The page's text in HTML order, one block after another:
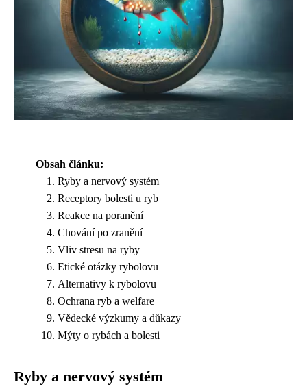
Obsah článku:
Ryby a nervový systém
Receptory bolesti u ryb
Reakce na poranění
Chování po zranění
Vliv stresu na ryby
Etické otázky rybolovu
Alternativy k rybolovu
Ochrana ryb a welfare
Vědecké výzkumy a důkazy
Mýty o rybách a bolesti
Ryby a nervový systém